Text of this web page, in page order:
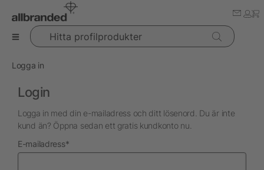
Hitta profilprodukter
Logga in
Login
Logga in med din e-mailadress och ditt lösenord. Du är inte
kund än? Öppna sedan ett gratis kundkonto nu.
E-mailadressnödvändig
*